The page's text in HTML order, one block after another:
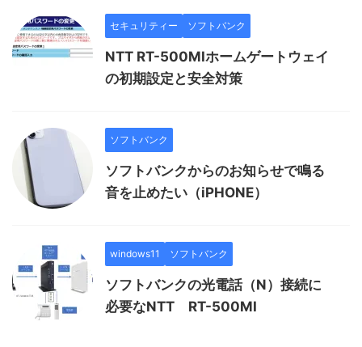
セキュリティー ソフトバンク
NTT RT-500MIホームゲートウェイ
の初期設定と安全対策
ソフトバンク
ソフトバンクからのお知らせで鳴る
音を止めたい（iPHONE）
windows11 ソフトバンク
ソフトバンクの光電話（N）接続に
必要なNTT RT-500MI